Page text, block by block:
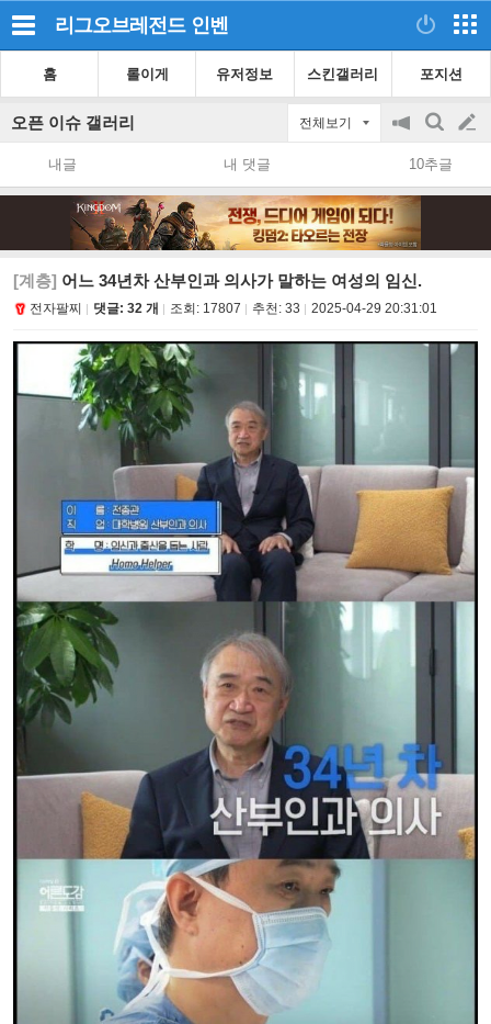
리그오브레전드 인벤
홈 롤이게 유저정보 스킨갤러리 포지션
오픈 이슈 갤러리 전체보기
공
지
on/off
검
색
글
쓰
내글 내 댓글 10추글
[계층] 어느 34년차 산부인과 의사가 말하는 여성의 임신.
전자팔찌 댓글: 32 개 조회: 17807 추천: 33 2025-04-29 20:31:01